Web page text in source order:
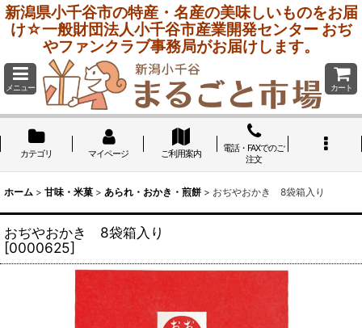
新潟県小千谷市の特産・名産の美味しいものをお届
け☆一般財団法人小千谷市産業開発センター おぢ
やファンクラブ事務局がお届けします。
メニュー カート
カテゴリ マイページ ご利用案内
電話・FAXでのご
注文
ホーム > 甘味・米菓 > あられ・おかき・煎餅 > おぢやおかき 8袋箱入り
おぢやおかき 8袋箱入り
[0000625]